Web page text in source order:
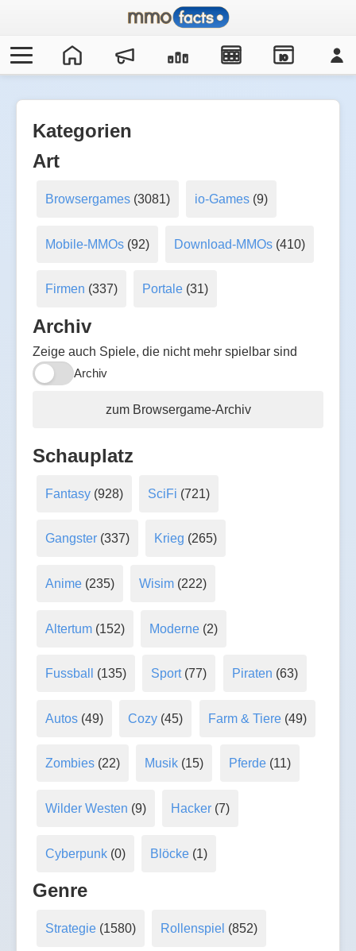
IO
Kategorien
Art
Browsergames(3081) io-Games (9)
Mobile-MMOs(92) Download-MMOs (410)
Firmen (337) Portale (31)
Archiv
Zeige auch Spiele, die nicht mehr spielbar sind
Archiv
zum Browsergame-Archiv
Schauplatz
Fantasy(928) SciFi (721)
Gangster(337) Krieg (265)
Anime(235) Wisim (222)
Altertum(152) Moderne (2)
Fussball (135) Sport(77) Piraten (63)
Autos(49) Cozy (45) Farm & Tiere(49)
Zombies(22) Musik (15) Pferde(11)
Wilder Westen (9) Hacker (7)
Cyberpunk(0) Blöcke (1)
Genre
Strategie(1580) Rollenspiel (852)